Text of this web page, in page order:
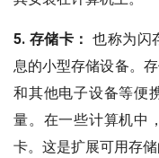
5. 存储卡： 也称为闪
息的小型存储设备。
和其他电子设备等便
量。在一些计算机中
卡。这是扩展可用存储